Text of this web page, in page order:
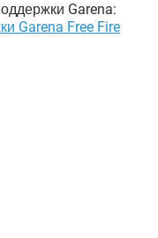
Garena:
Garena Free Fire